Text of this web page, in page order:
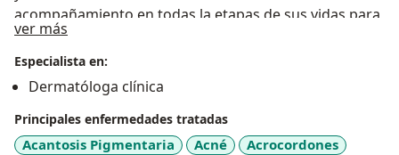
acompañamiento en todas la etapas de sus vidas para
mantener adecuados habitos de cuidado diario de la
piel orientado a las necesidad individales de cada
paciente y tambien con intervenciones medicas y
esteticas modernas con productos de la mayor calidad
y respaldo cientifico que los ayuden a mejorar su
autoestima y resaltar aspectos de su belleza natural.
ver más
Especialista en:
Dermatóloga clínica
Principales enfermedades tratadas
Acantosis Pigmentaria Acné
Acrocordones